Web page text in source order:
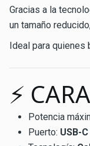
Gracias a la
un tamaño
Ideal para quienes
⚡
Potencia
Puerto: USB-C